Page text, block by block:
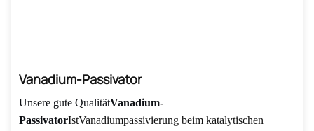
Vanadium-Passivator
Unsere gute QualitätVanadium-
PassivatorIstVanadiumpassivierung beim katalytischen